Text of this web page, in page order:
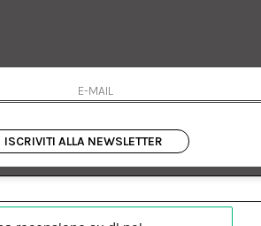
Termini e condizioni
Condizioni di vendita
Spedizione
Facebook Instagram
ISCRIVITI ALLA NEWSLETTER